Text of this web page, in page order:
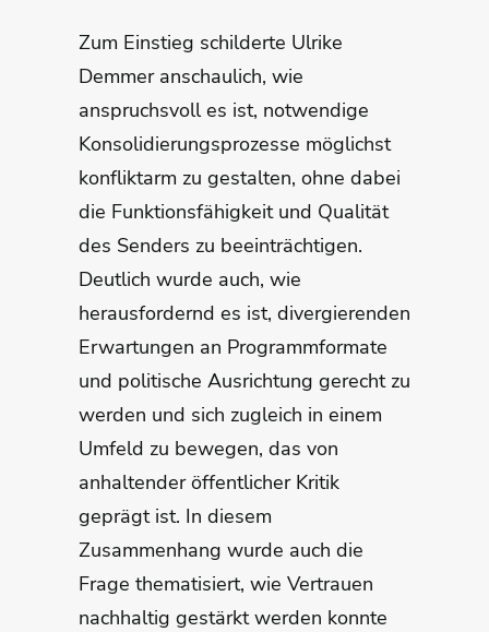
Zum Einstieg schilderte Ulrike
Demmer anschaulich, wie
anspruchsvoll es ist, notwendige
Konsolidierungsprozesse möglichst
konfliktarm zu gestalten, ohne dabei
die Funktionsfähigkeit und Qualität
des Senders zu beeinträchtigen.
Deutlich wurde auch, wie
herausfordernd es ist, divergierenden
Erwartungen an Programmformate
und politische Ausrichtung gerecht zu
werden und sich zugleich in einem
Umfeld zu bewegen, das von
anhaltender öffentlicher Kritik
geprägt ist. In diesem
Zusammenhang wurde auch die
Frage thematisiert, wie Vertrauen
nachhaltig gestärkt werden konnte